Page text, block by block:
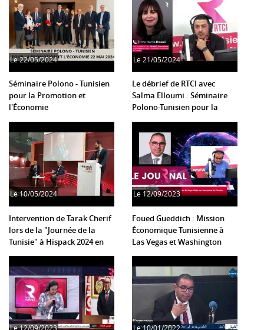
Séminaire Polono - Tunisien
pour la Promotion et
l'Économie
Le22/05/2024
Le débrief de RTCI avec
Salma Elloumi : Séminaire
Polono-Tunisien pour la
Le21/05/2024
Intervention de Tarak Cherif
lors de la "Journée de la
Tunisie" à Hispack 2024 en
Le10/05/2024
Foued Gueddich : Mission
Économique Tunisienne à
Las Vegas et Washington
Le 12/09/2023
Le12/09/2023 Le10/01/2022